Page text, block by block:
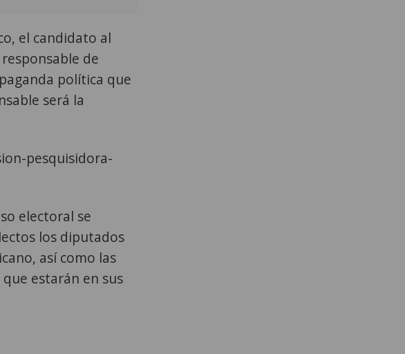
el candidato al
de
política que
será la
pesquisidora-
electoral se
los diputados
así como las
estarán en sus